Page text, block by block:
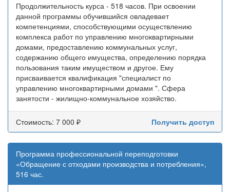
Продолжительность курса - 518 часов. При освоении
данной программы обучившийся овладевает
компетенциями, способствующими осуществлению
комплекса работ по управлению многоквартирными
домами, предоставлению коммунальных услуг,
содержанию общего имущества, определению порядка
пользования таким имуществом и другое. Ему
присваивается квалификация "специалист по
управлению многоквартирными домами ". Сфера
занятости - жилищно-коммунальное хозяйство.
Стоимость: 7 000 ₽ Получить доступ
Программа профессиональной переподготовки
«Обращение с отходами производства и потребления»,
516 час.